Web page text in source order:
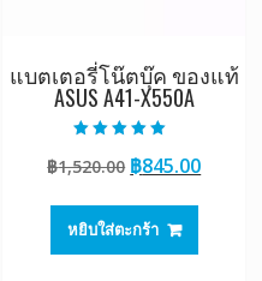
แบตเตอรี่โน๊ตบุ๊ค ของแท้
ASUS A41-X550A
5.00
ตั้งแต่ 1-5
฿1,520.00 Original
was:
฿1,520.00.
฿845.00
หยิบใส่ตะกร้า